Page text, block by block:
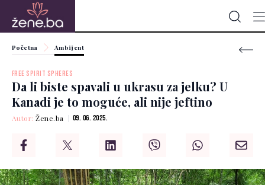
Početna Ambijent
FREE SPIRIT SPHERES
Da li biste spavali u ukrasu za jelku? U
Kanadi je to moguće, ali nije jeftino
Autor:Žene.ba 09. 06. 2025.